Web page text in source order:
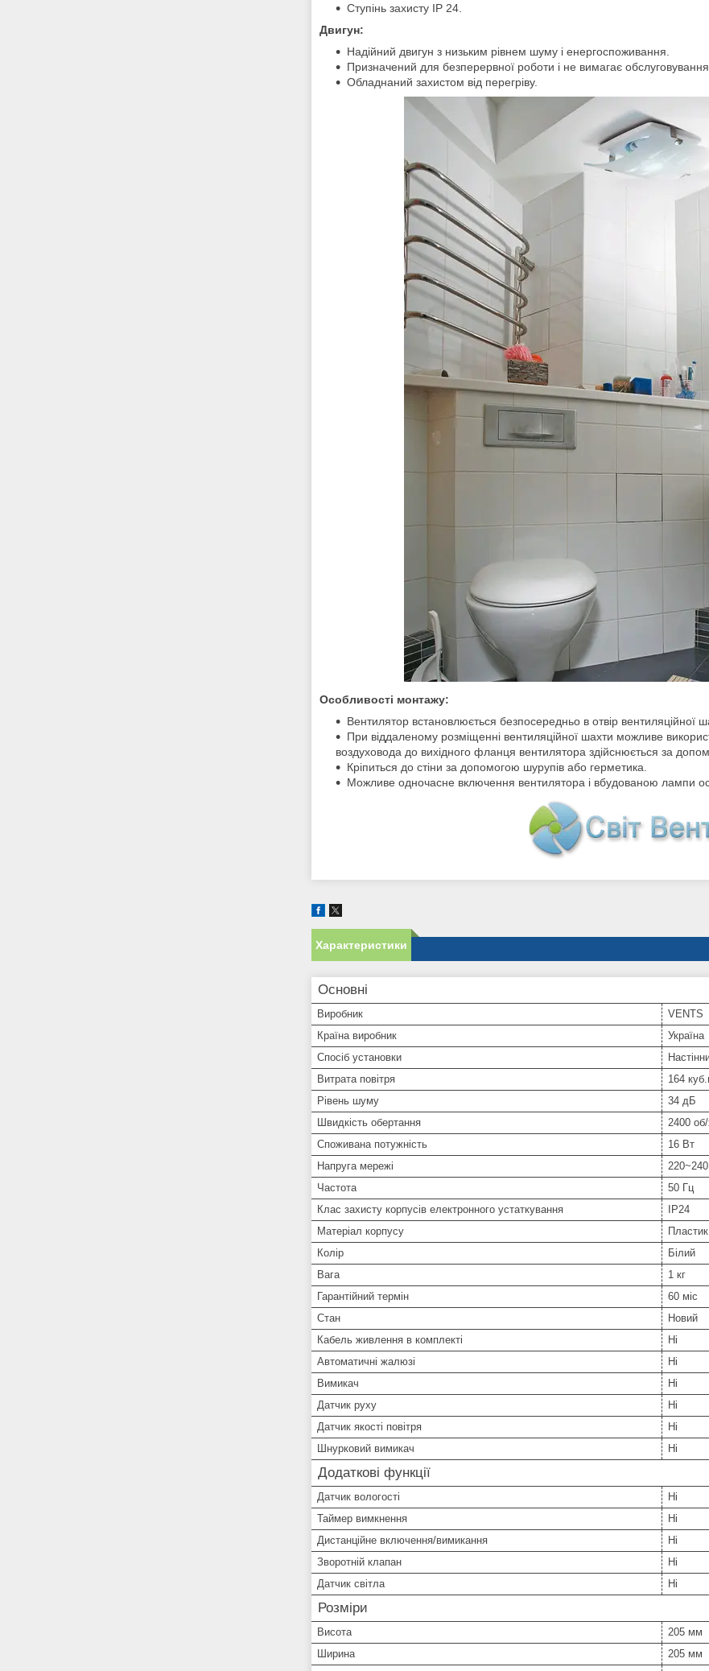
Ступінь захисту IP 24.
Двигун:
Надійний двигун з низьким рівнем шуму і енергоспоживання.
Призначений для безперервної роботи і не вимагає обслуговування.
Обладнаний захистом від перегріву.
Особливості монтажу:
Вентилятор встановлюється безпосередньо в отвір вентиляційної
При віддаленому розміщенні вентиляційної шахти можливе
воздуховода до вихідного фланця вентилятора здійснюється за
Кріпиться до стіни за допомогою шурупів або герметика.
Можливе одночасне включення вентилятора і вбудованою лампи
Характеристики
Основні
Виробник
VENTS
Країна виробник
Україна
Спосіб установки
Витрата повітря
164
Рівень шуму
34 дБ
Швидкість обертання
2400
Споживана потужність
16 Вт
Напруга мережі
Частота
50 Гц
Клас захисту корпусів електронного устаткування
IP24
Матеріал корпусу
Пластик
Колір
Білий
Вага
1 кг
Гарантійний термін
60 міс
Стан
Новий
Кабель живлення в комплекті
Ні
Автоматичні жалюзі
Ні
Вимикач
Ні
Датчик руху
Ні
Датчик якості повітря
Ні
Шнурковий вимикач
Ні
Додаткові функції
Датчик вологості
Ні
Таймер вимкнення
Ні
Дистанційне включення/вимикання
Ні
Зворотній клапан
Ні
Датчик світла
Ні
Розміри
Висота
205 мм
Ширина
205 мм